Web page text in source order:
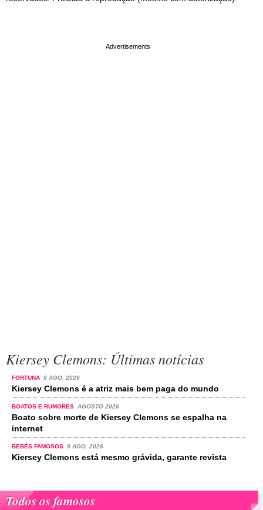
Kiersey Clemons: Últimas notícias
FORTUNA 8 AGO. 2026
Kiersey Clemons é a atriz mais bem paga do mundo
BOATOS E RUMORES AGOSTO 2026
Boato sobre morte de Kiersey Clemons se espalha na
internet
BEBÉS FAMOSOS 9 AGO. 2026
Kiersey Clemons está mesmo grávida, garante revista
Todos os famosos